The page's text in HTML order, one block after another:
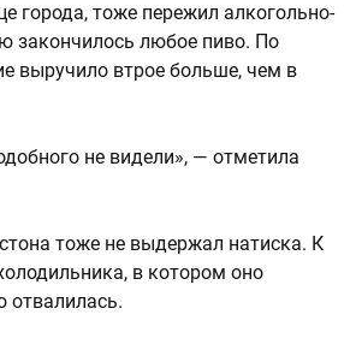
города, тоже пережил алкогольно-
закончилось любое пиво. По
выручило втрое больше, чем в
не видели», — отметила
тоже не выдержал натиска. К
в котором оно
отвалилась.